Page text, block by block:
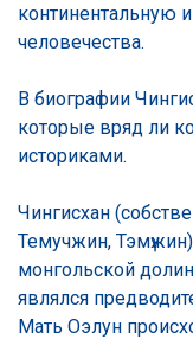
континентальную
человечества.
В биографии
которые вряд ли
историками.
Чингисхан
Темучжин,
монгольской
являлся
Мать Оэлун